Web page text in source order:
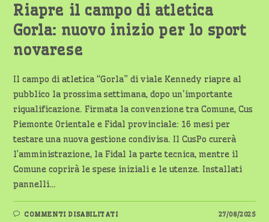
Riapre il campo di atletica
Gorla: nuovo inizio per lo sport
novarese
Il campo di atletica “Gorla” di viale Kennedy riapre al
pubblico la prossima settimana, dopo un'importante
riqualificazione. Firmata la convenzione tra Comune, Cus
Piemonte Orientale e Fidal provinciale: 16 mesi per
testare una nuova gestione condivisa. Il CusPo curerà
l’amministrazione, la Fidal la parte tecnica, mentre il
Comune coprirà le spese iniziali e le utenze. Installati
pannelli…
COMMENTI DISABILITATISU 27/08/2025